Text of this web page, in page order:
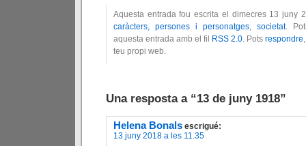
Aquesta entrada fou escrita el dimecres 13 juny
caràcters, persones i personatges, societat.
aquesta entrada amb el fil
RSS 2.0. Pots respondre
teu propi web.
Una resposta a “13 de juny 1918”
Helena Bonals escrigué:
13 juny 2018 a les 11.35